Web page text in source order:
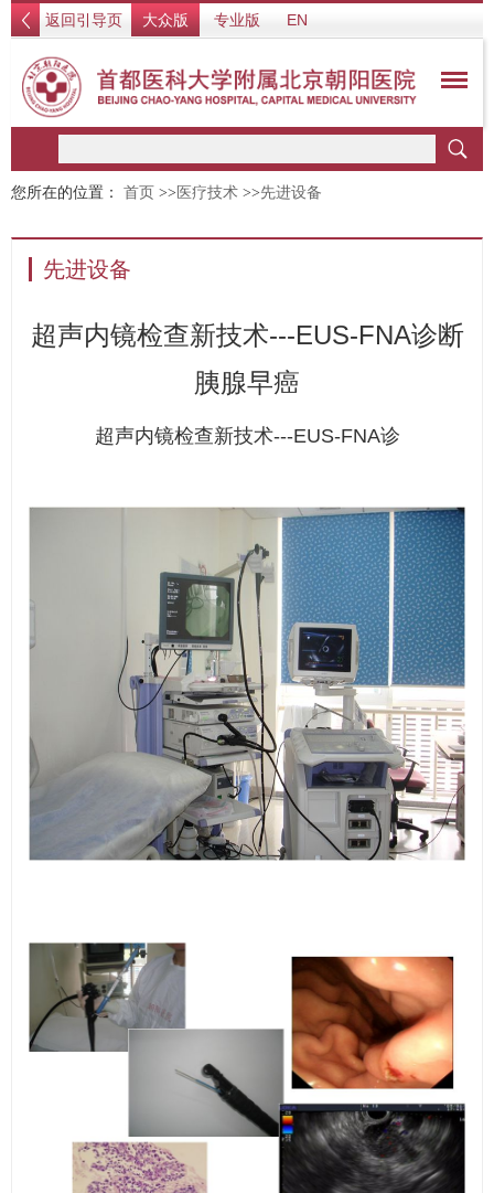
返回引导页 大众版 专业版 EN
您所在的位置： 首页 >> 医疗技术 >>先进设备
先进设备
超声内镜检查新技术---EUS-FNA诊断
胰腺早癌
超声内镜检查新技术---EUS-FNA诊